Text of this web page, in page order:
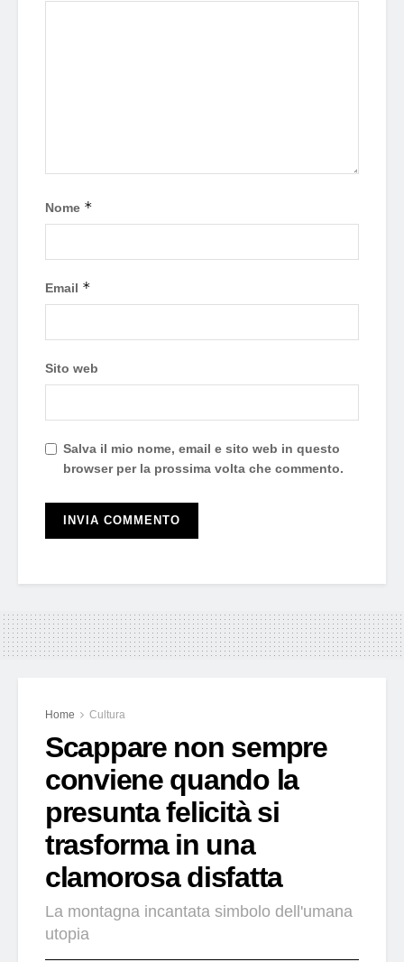
Nome *
Email *
Sito web
Salva il mio nome, email e sito web in questo
browser per la prossima volta che commento.
Home Cultura
Scappare non sempre
conviene quando la
presunta felicità si
trasforma in una
clamorosa disfatta
La montagna incantata simbolo dell'umana
utopia